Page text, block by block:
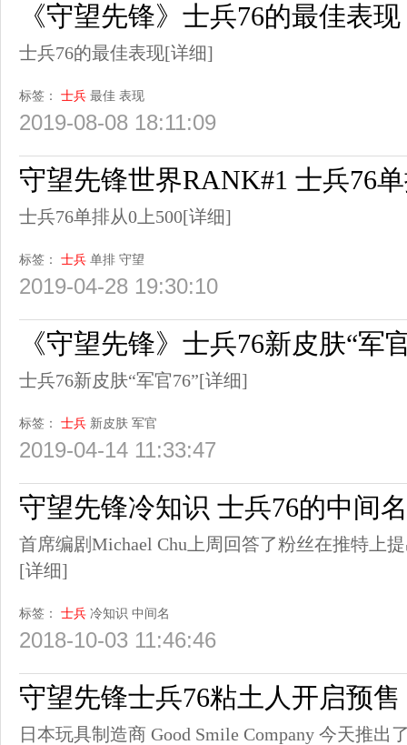
《守望先锋》士兵76的最佳表现
士兵76的最佳表现[详细]
标签： 士兵 最佳 表现
2019-08-08 18:11:09
守望先锋世界RANK#1 士兵76
士兵76单排从0上500[详细]
标签： 士兵 单排 守望
2019-04-28 19:30:10
《守望先锋》士兵76新皮肤“军
士兵76新皮肤“军官76”[详细]
标签： 士兵 新皮肤 军官
2019-04-14 11:33:47
守望先锋冷知识 士兵76的中间
首席编剧Michael Chu上周回答了粉丝在推特上
[详细]
标签： 士兵 冷知识 中间名
2018-10-03 11:46:46
守望先锋士兵76粘土人开启预售
日本玩具制造商 Good Smile Company 今天推